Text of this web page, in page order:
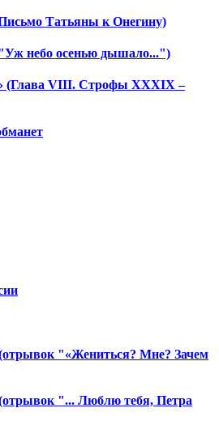
Татьяны к Онегину)
небо осенью дышало...")
(Глава VIII. Строфы XXXIX –
"«Жениться? Мне? Зачем
"... Люблю тебя, Петра